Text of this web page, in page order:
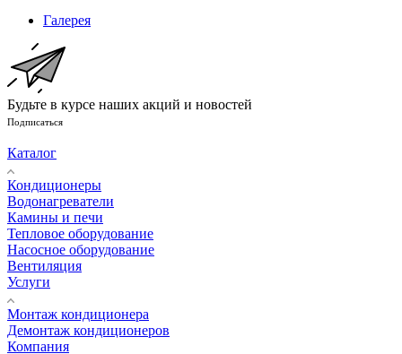
Галерея
Будьте в курсе наших акций и новостей
Подписаться
Каталог
Кондиционеры
Водонагреватели
Камины и печи
Тепловое оборудование
Насосное оборудование
Вентиляция
Услуги
Монтаж кондиционера
Демонтаж кондиционеров
Компания